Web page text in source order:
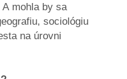
mohla by sa
sociológiu
na úrovni